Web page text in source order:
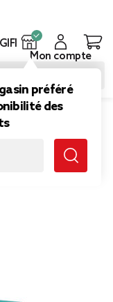
GIFI
préféré
des
Mon compte
760ml